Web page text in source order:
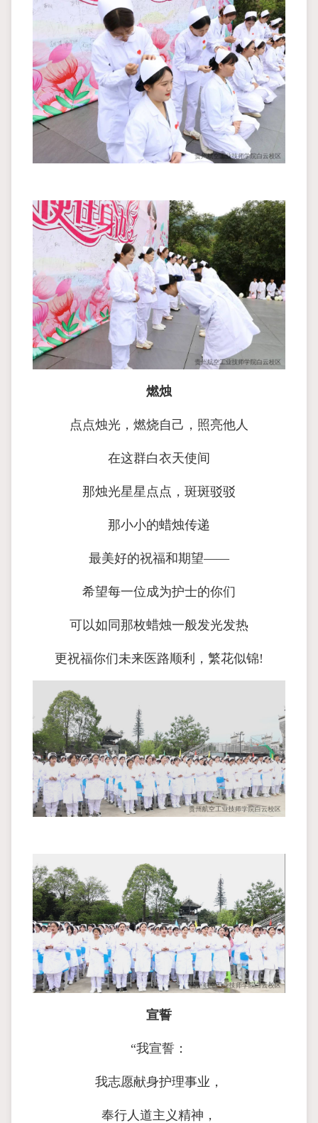
燃烛
点点烛光，燃烧自己，照亮他人
在这群白衣天使间
那烛光星星点点，斑斑驳驳
那小小的蜡烛传递
最美好的祝福和期望——
希望每一位成为护士的你们
可以如同那枚蜡烛一般发光发热
更祝福你们未来医路顺利，繁花似锦!
宣誓
“我宣誓：
我志愿献身护理事业，
奉行人道主义精神，